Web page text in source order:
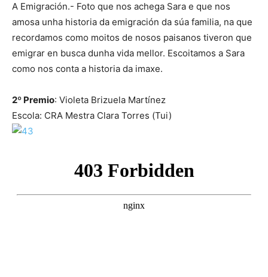
A Emigración.- Foto que nos achega Sara e que nos
amosa unha historia da emigración da súa familia, na que
recordamos como moitos de nosos paisanos tiveron que
emigrar en busca dunha vida mellor. Escoitamos a Sara
como nos conta a historia da imaxe.
2º Premio: Violeta Brizuela Martínez
Escola: CRA Mestra Clara Torres (Tui)